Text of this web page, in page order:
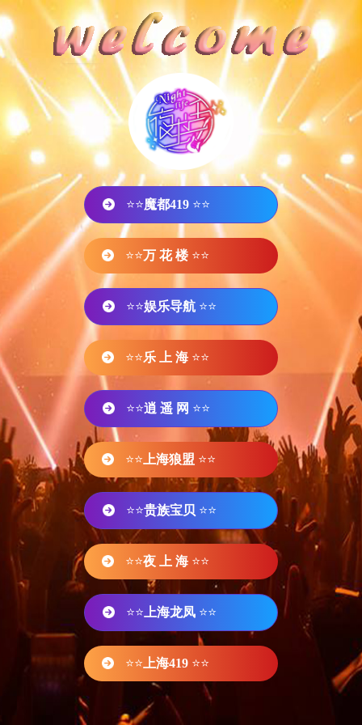
⭐⭐魔都419 ⭐⭐
⭐⭐万 花 楼 ⭐⭐
⭐⭐娱乐导航 ⭐⭐
⭐⭐乐 上 海 ⭐⭐
⭐⭐逍 遥 网 ⭐⭐
⭐⭐ 上海狼盟 ⭐⭐
⭐⭐贵族宝贝 ⭐⭐
⭐⭐夜 上 海 ⭐⭐
⭐⭐ 上海龙凤 ⭐⭐
⭐⭐ 上海419 ⭐⭐